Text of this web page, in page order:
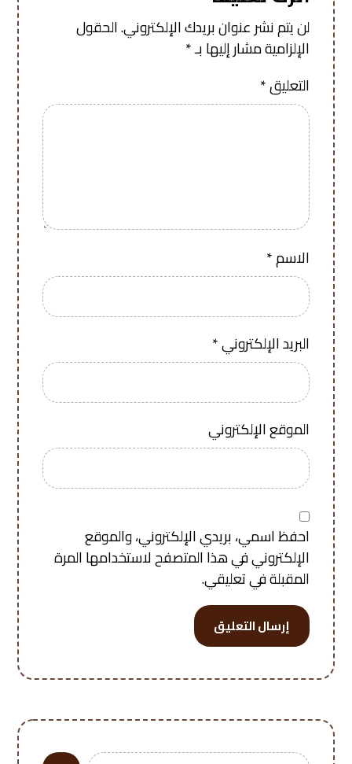
لن يتم نشر عنوان بريدك الإلكتروني.الحقول
الإلزامية مشار إليها بـ*
التعليق*
الاسم*
البريد الإلكتروني*
الموقع الإلكتروني
احفظ اسمي، بريدي الإلكتروني، والموقع
الإلكتروني في هذا المتصفح لاستخدامها المرة
المقبلة في تعليقي.
إرسال التعليق